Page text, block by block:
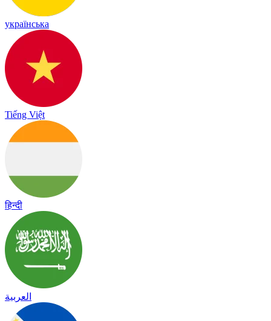
українська
Tiếng Việt
हिन्दी
العربية